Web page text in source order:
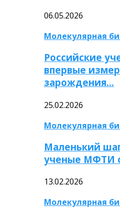
06.05.2026
Молекулярная
Российские
впервые
зарождения…
25.02.2026
Молекулярная
Маленький
ученые МФТИ
13.02.2026
Молекулярная